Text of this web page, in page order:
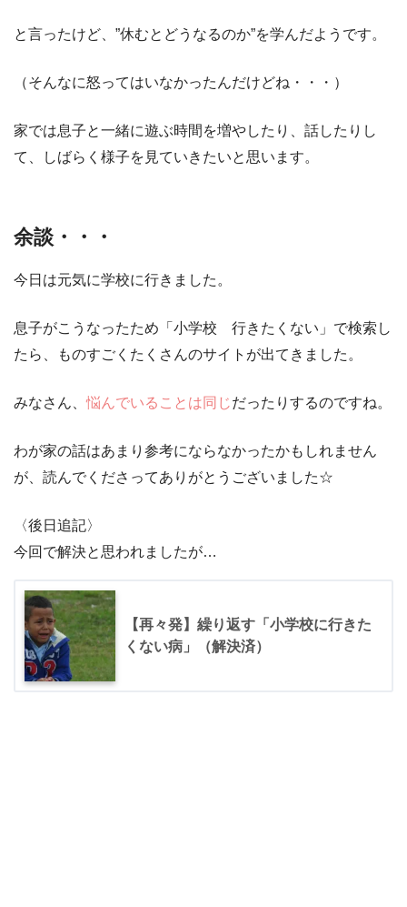
と言ったけど、 ”休むとどうなるのか”を学んだようです。
（そんなに怒ってはいなかったんだけどね・・・）
家では息子と一緒に遊ぶ時間を増やしたり、話したりし
て、しばらく様子を見ていきたいと思います。
余談・・・
今日は元気に学校に行きました。
息子がこうなったため 「小学校 行きたくない」 で検索し
たら、ものすごくたくさんのサイトが出てきました。
みなさん、悩んでいることは同じだったりするのですね。
わが家の話はあまり参考にならなかったかもしれません
が、読んでくださってありがとうございました☆
〈後日追記〉
今回で解決と思われましたが…
【再々発】繰り返す「小学校に行きた
くない病」（解決済）